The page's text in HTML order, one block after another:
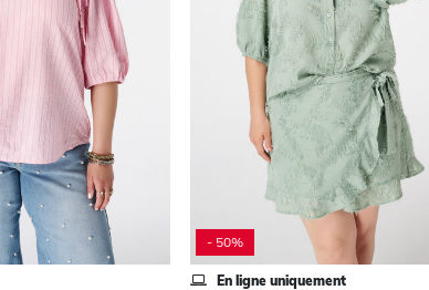
- 50%
En ligne uniquement